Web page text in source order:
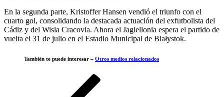
En la segunda parte, Kristoffer Hansen vendió el triunfo con el
cuarto gol, consolidando la destacada actuación del exfutbolista del
Cádiz y del Wisla Cracovia. Ahora el Jagiellonia espera el partido de
vuelta el 31 de julio en el Estadio Municipal de Białystok.
También te puede interesar – Otros medios relacionados